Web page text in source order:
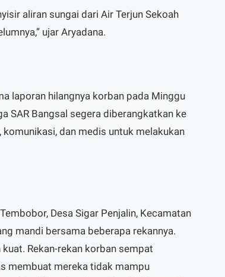
aliran sungai dari Air Terjun Sekoah
ujar Aryadana.
laporan hilangnya korban pada Minggu
SAR Bangsal segera diberangkatkan ke
dan medis untuk melakukan
Desa Sigar Penjalin, Kecamatan
mandi bersama beberapa rekannya.
Rekan-rekan korban sempat
membuat mereka tidak mampu